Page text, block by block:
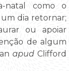
natal como o
dia retornar;
ou apoiar
de algum
apud Clifford